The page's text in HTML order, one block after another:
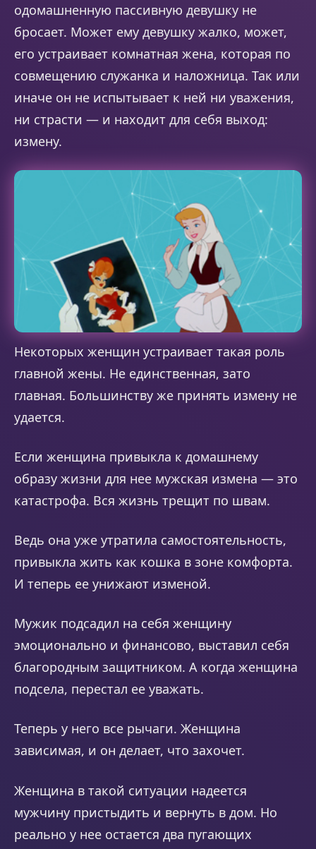
одомашненную пассивную девушку не
бросает. Может ему девушку жалко, может,
его устраивает комнатная жена, которая по
совмещению служанка и наложница. Так или
иначе он не испытывает к ней ни уважения,
ни страсти — и находит для себя выход:
измену.
Некоторых женщин устраивает такая роль
главной жены. Не единственная, зато
главная. Большинству же принять измену не
удается.
Если женщина привыкла к домашнему
образу жизни для нее мужская измена — это
катастрофа. Вся жизнь трещит по швам.
Ведь она уже утратила самостоятельность,
привыкла жить как кошка в зоне комфорта.
И теперь ее унижают изменой.
Мужик подсадил на себя женщину
эмоционально и финансово, выставил себя
благородным защитником. А когда женщина
подсела, перестал ее уважать.
Теперь у него все рычаги. Женщина
зависимая, и он делает, что захочет.
Женщина в такой ситуации надеется
мужчину пристыдить и вернуть в дом. Но
реально у нее остается два пугающих